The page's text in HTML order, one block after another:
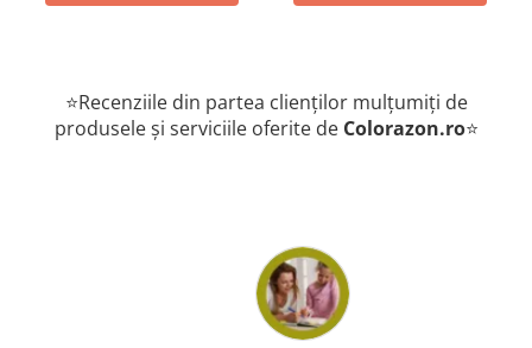
⭐Recenziile din partea clienților mulțumiți de
produsele și serviciile oferite de Colorazon.ro⭐